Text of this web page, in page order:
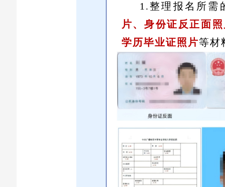
1.整理报名所需
片、身份证反正面
学历毕业证照片等材